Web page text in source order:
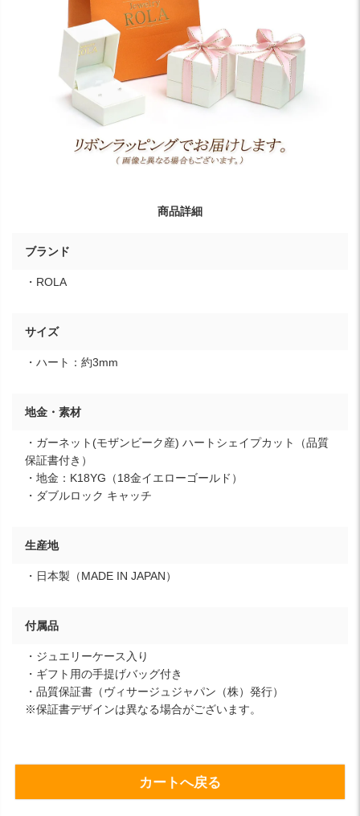
商品詳細
ブランド
・ROLA
サイズ
・ハート：約3mm
地金・素材
・ガーネット(モザンビーク産) ハートシェイプカット（品質
保証書付き）
・地金：K18YG（18金イエローゴールド）
・ダブルロック キャッチ
生産地
・日本製（MADE IN JAPAN）
付属品
・ジュエリーケース入り
・ギフト用の手提げバッグ付き
・品質保証書（ヴィサージュジャパン（株）発行）
※保証書デザインは異なる場合がございます。
カートへ戻る